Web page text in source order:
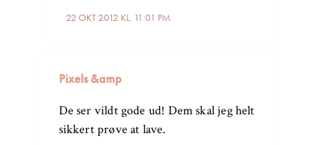
22 OKT 2012 KL. 11:01 PM
Pixels &amp
De ser vildt gode ud! Dem skal jeg helt
sikkert prøve at lave.